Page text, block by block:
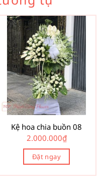
Kệ hoa chia buồn 08
2.000.000₫
Đặt ngay